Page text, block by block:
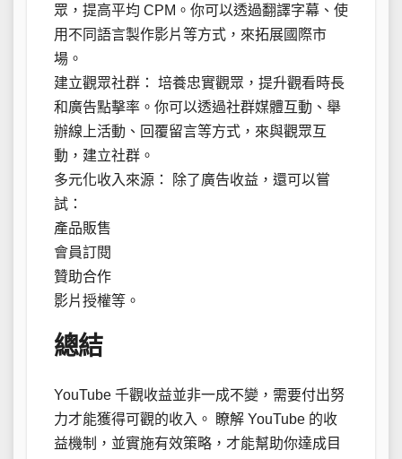
眾，提高平均 CPM。你可以透過翻譯字幕、使
用不同語言製作影片等方式，來拓展國際市
場。
建立觀眾社群： 培養忠實觀眾，提升觀看時長
和廣告點擊率。你可以透過社群媒體互動、舉
辦線上活動、回覆留言等方式，來與觀眾互
動，建立社群。
多元化收入來源： 除了廣告收益，還可以嘗
試：
產品販售
會員訂閱
贊助合作
影片授權等。
總結
YouTube 千觀收益並非一成不變，需要付出努
力才能獲得可觀的收入。 瞭解 YouTube 的收
益機制，並實施有效策略，才能幫助你達成目